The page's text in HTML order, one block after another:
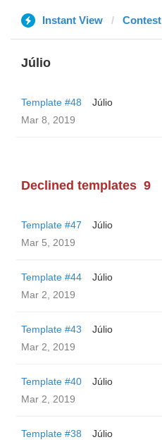
Instant View Contest
Júlio
Template #48
Júlio
Mar 8, 2019
Declined templates 9
Template #47
Júlio
Mar 5, 2019
Template #44
Júlio
Mar 2, 2019
Template #43
Júlio
Mar 2, 2019
Template #40
Júlio
Mar 2, 2019
Template #38
Júlio